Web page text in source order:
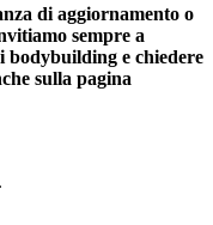
di aggiornamento o
sempre a
bodybuilding e chiedere
sulla pagina